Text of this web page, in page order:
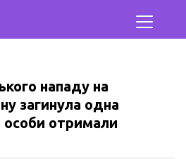
нападу на
загинула одна
особи отримали